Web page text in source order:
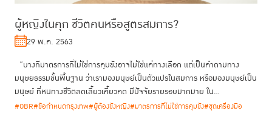
ผู้หญิงในคุก ชีวิตคนหรือสูตรสมการ?
29 พ.ค. 2563
“บางทีมาตรการที่ไม่ใช่การคุมขังอาจไม่ใช่แค่ทางเลือก แต่เป็นคำถามทาง
มนุษยธรรมขั้นพื้นฐาน ว่าเรามองมนุษย์เป็นตัวแปรในสมการ หรือมองมนุษย์เป็น
มนุษย์ ที่หนทางชีวิตลดเลี้ยวเคี้ยวคด มีปัจจัยรายรอบมากมาย ใน...
#OBR#ข้อกำหนดกรุงเทพ#ผู้ต้องขังหญิง#มาตรการที่ไม่ใช่การคุมขัง#ชุดเครื่องมือ